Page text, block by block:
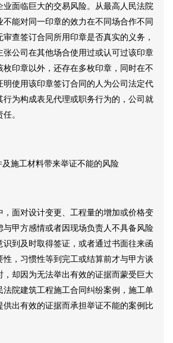
面临巨大的交易风险。从最高人民法院
能对同一印章的效力在不同场合作不同
查签订合同所用印章是否真实的义务，
张公司在其他场合使用过或认可过该印章
印章以外，还存在多枚印章，同时在不
明使用该印章签订合同的人为公司法定代
为构成表见代理或职务行为的，公司就
。
施工材料带来举证不能的风险
面对设计变更、工程量的增加或价格变
甲方感情或者因现场负责人不具备风险
到及时取得签证，或者通过书面往来函
，习惯性等到完工或结算前才与甲方谈
却因为无法举出有效的证据而蒙受巨大
法院建筑工程施工合同纠纷案例，施工单
出有效的证据而承担举证不能的案例比